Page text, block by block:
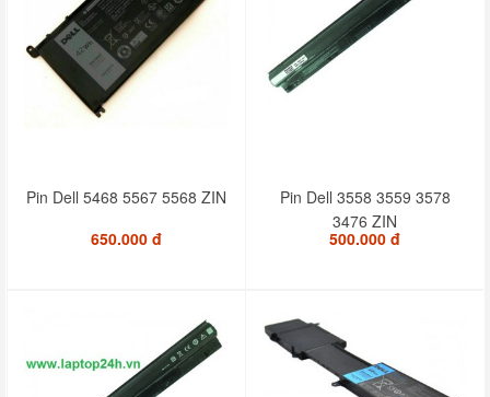
Pin Dell 5468 5567 5568 ZIN
650.000 đ
Pin Dell 3558 3559 3578
3476 ZIN
500.000 đ